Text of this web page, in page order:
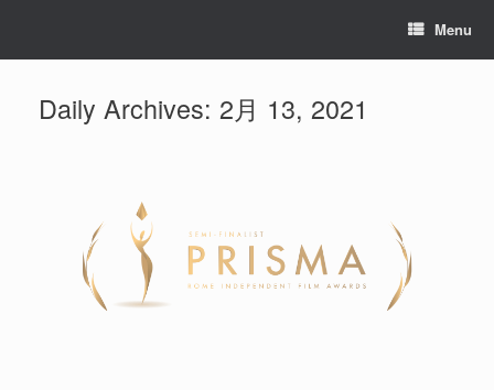
Menu
Daily Archives: 2月 13, 2021